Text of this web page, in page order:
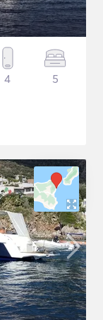
4 5